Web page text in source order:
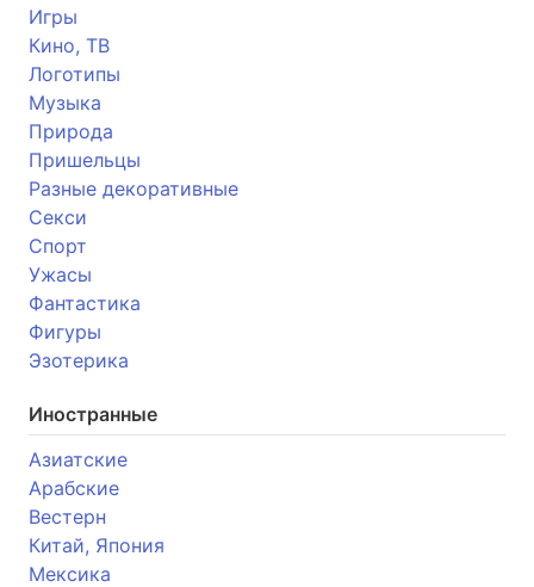
Игры
Кино, ТВ
Логотипы
Музыка
Природа
Пришельцы
Разные декоративные
Секси
Спорт
Ужасы
Фантастика
Фигуры
Эзотерика
Иностранные
Азиатские
Арабские
Вестерн
Китай, Япония
Мексика